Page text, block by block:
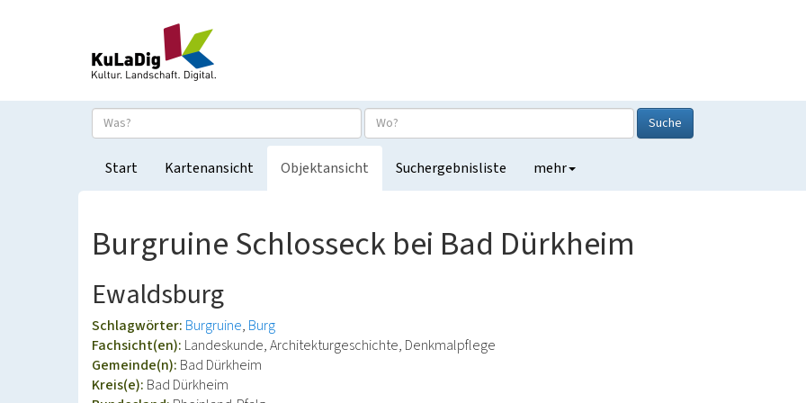
Suche
Start Kartenansicht Objektansicht Suchergebnisliste mehr
Burgruine Schlosseck bei Bad Dürkheim
Ewaldsburg
Schlagwörter: Burgruine Burg
Fachsicht(en): Landeskunde, Architekturgeschichte, Denkmalpflege
Gemeinde(n): Bad Dürkheim
Kreis(e): Bad Dürkheim